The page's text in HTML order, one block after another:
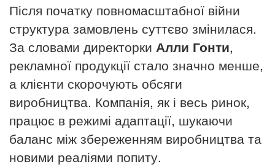
Після початку повномасштабної війни
структура замовлень суттєво змінилася.
За словами директорки Алли Гонти,
рекламної продукції стало значно менше,
а клієнти скорочують обсяги
виробництва. Компанія, як і весь ринок,
працює в режимі адаптації, шукаючи
баланс між збереженням виробництва та
новими реаліями попиту.